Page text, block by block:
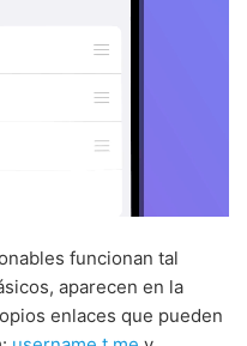
funcionan tal
aparecen en la
enlaces que pueden